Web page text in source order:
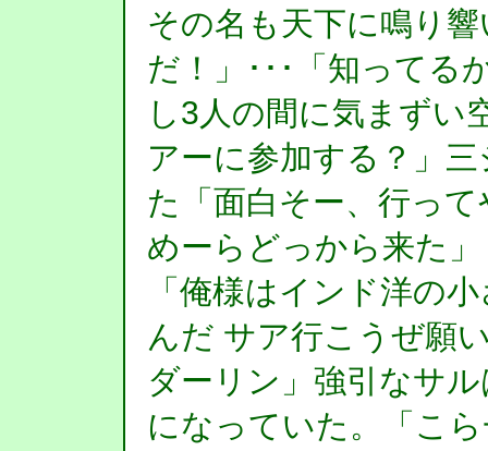
その名も天下に鳴り
だ！」･･･「知ってる
し3人の間に気まずい
アーに参加する？」
た「面白そー、行っ
めーらどっから来た
「俺様はインド洋の
んだ サア行こうぜ
ダーリン」強引なサ
になっていた。「こ